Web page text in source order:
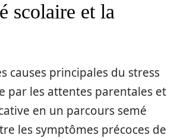
scolaire et la
causes principales du stress
par les attentes parentales et
en un parcours semé
les symptômes précoces de